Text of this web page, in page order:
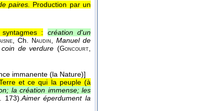
paires. Production par un
:
création d'un
, Ch. Naudin, Manuel de
de verdure (Goncourt,
immanente (la Nature)]
et ce qui la peuple (à
la création immense; les
173).Aimer éperdument la